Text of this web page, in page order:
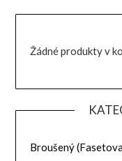
Žádné produkty v
Broušený